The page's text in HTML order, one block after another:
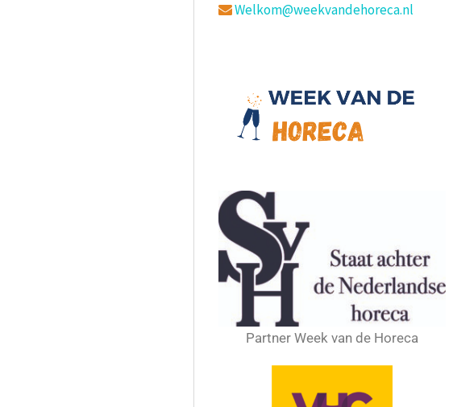
Welkom@weekvandehoreca.nl
Partner Week van de Horeca